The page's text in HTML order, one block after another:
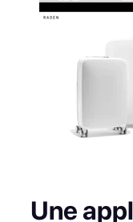
Une